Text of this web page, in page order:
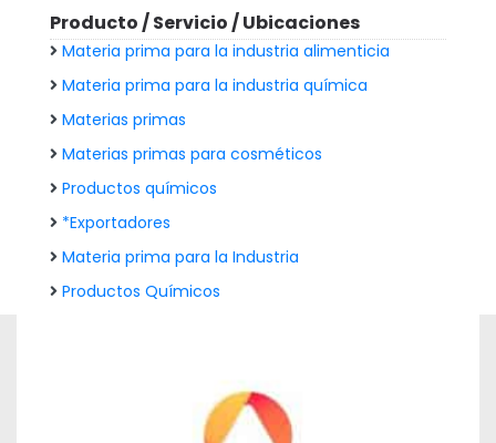
Producto / Servicio / Ubicaciones
Materia prima para la industria alimenticia
Materia prima para la industria química
Materias primas
Materias primas para cosméticos
Productos químicos
*Exportadores
Materia prima para la Industria
Productos Químicos